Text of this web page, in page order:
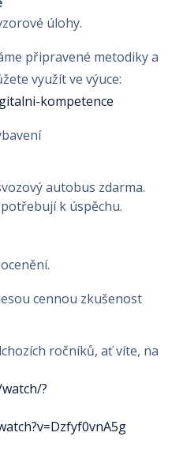
úlohy.
připravené metodiky a
využít ve výuce:
kompetence
autobus zdarma.
k úspěchu.
cennou zkušenost
ročníků, ať víte, na
?